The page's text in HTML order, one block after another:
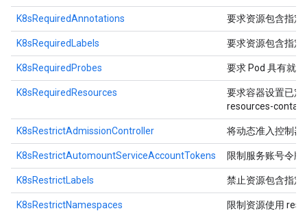
K8sRequiredAnnotations 要求资源包含指定
K8sRequiredLabels 要求资源包含指定
K8sRequiredProbes 要求 Pod 具有就
K8sRequiredResources
要求容器设置已
resources-
K8sRestrictAdmissionController 将动态准入控制器
K8sRestrictAutomountServiceAccountTokens 限制服务账号令牌
K8sRestrictLabels 禁止资源包含指定
K8sRestrictNamespaces 限制资源使用